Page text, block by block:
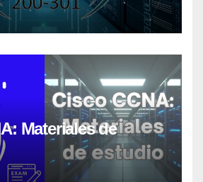
Materiales de